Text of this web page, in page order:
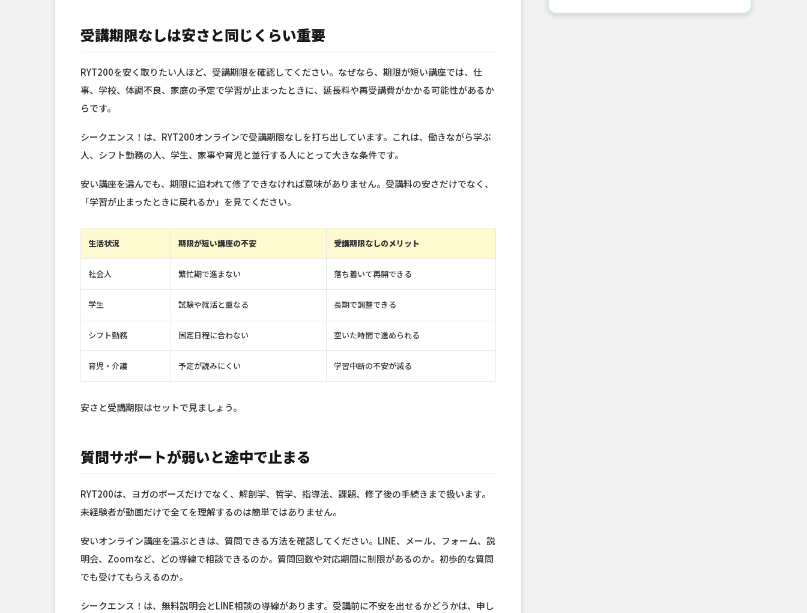
受講期限なしは安さと同じくらい重要
RYT200を安く取りたい人ほど、受講期限を確認してください。なぜなら、期限が短い講座では、仕
事、学校、体調不良、家庭の予定で学習が止まったときに、延長料や再受講費がかかる可能性があるか
らです。
シークエンス！は、RYT200オンラインで受講期限なしを打ち出しています。これは、働きながら学ぶ
人、シフト勤務の人、学生、家事や育児と並行する人にとって大きな条件です。
安い講座を選んでも、期限に追われて修了できなければ意味がありません。受講料の安さだけでなく、
「学習が止まったときに戻れるか」を見てください。
生活状況 期限が短い講座の不安 受講期限なしのメリット
社会人 繁忙期で進まない 落ち着いて再開できる
学生 試験や就活と重なる 長期で調整できる
シフト勤務 固定日程に合わない 空いた時間で進められる
育児・介護 予定が読みにくい 学習中断の不安が減る
安さと受講期限はセットで見ましょう。
質問サポートが弱いと途中で止まる
RYT200は、ヨガのポーズだけでなく、解剖学、哲学、指導法、課題、修了後の手続きまで扱います。
未経験者が動画だけで全てを理解するのは簡単ではありません。
安いオンライン講座を選ぶときは、質問できる方法を確認してください。LINE、メール、フォーム、説
明会、Zoomなど、どの導線で相談できるのか。質問回数や対応期間に制限があるのか。初歩的な質問
でも受けてもらえるのか。
シークエンス！は、無料説明会とLINE相談の導線があります。受講前に不安を出せるかどうかは、申し